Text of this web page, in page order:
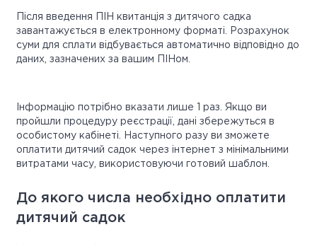
Після введення ПІН квитанція з дитячого садка
завантажується в електронному форматі. Розрахунок
суми для сплати відбувається автоматично відповідно до
даних, зазначених за вашим ПІНом.
Інформацію потрібно вказати лише 1 раз. Якщо ви
пройшли процедуру реєстрації, дані збережуться в
особистому кабінеті. Наступного разу ви зможете
оплатити дитячий садок через інтернет з мінімальними
витратами часу, використовуючи готовий шаблон.
До якого числа необхідно оплатити
дитячий садок